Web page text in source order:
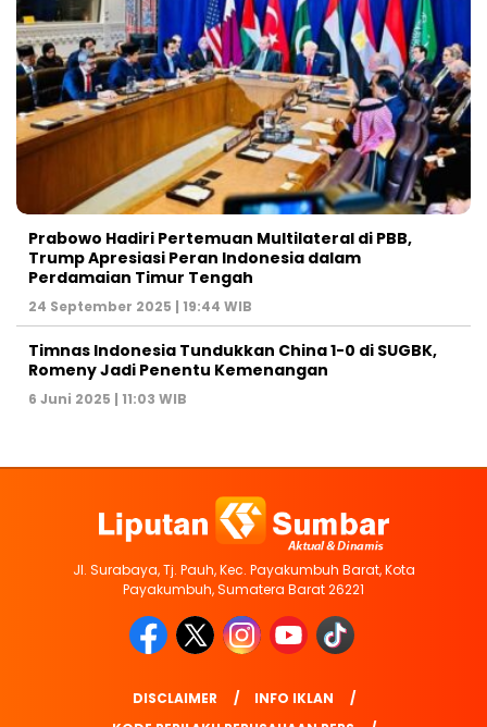
Prabowo Hadiri Pertemuan Multilateral di PBB,
Trump Apresiasi Peran Indonesia dalam
Perdamaian Timur Tengah
24 September 2025 | 19:44 WIB
Timnas Indonesia Tundukkan China 1-0 di SUGBK,
Romeny Jadi Penentu Kemenangan
6 Juni 2025 | 11:03 WIB
Jl. Surabaya, Tj. Pauh, Kec. Payakumbuh Barat, Kota
Payakumbuh, Sumatera Barat 26221
DISCLAIMER
INFO IKLAN